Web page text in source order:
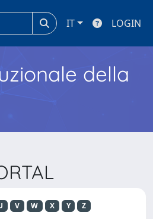
IT LOGIN
della
V W X Y Z